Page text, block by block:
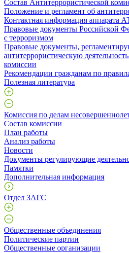
Состав Антитеррористической
Положение и регламент об
Контактная информация аппарата
Правовые документы Российской
с терроризмом
Правовые документы,
антитеррористическую
комиссии
Рекомендации гражданам по
Полезная литература
Комиссия по делам
Состав комиссии
План работы
Анализ работы
Новости
Документы регулирующие
Памятки
Дополнительная информация
Отдел ЗАГС
Общественные объединения
Политические партии
Общественные организации